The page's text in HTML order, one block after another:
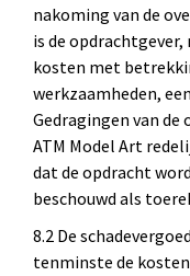
nakoming van de
is de
kosten met
werkzaamheden,
Gedragingen van de
ATM Model Art
dat de opdracht
beschouwd als
8.2 De
tenminste de